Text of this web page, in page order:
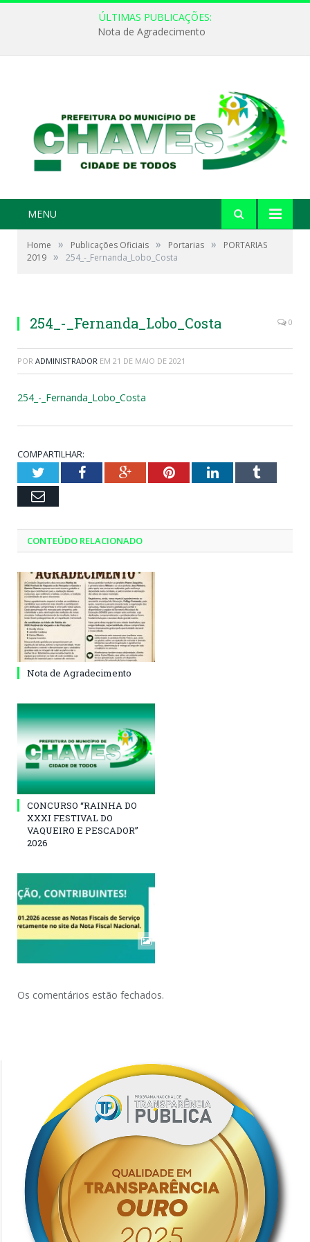
ÚLTIMAS PUBLICAÇÕES:
Nota de Agradecimento
MENU
Home » Publicações Oficiais » Portarias »
PORTARIAS
2019 » 254_-_Fernanda_Lobo_Costa
254_-_Fernanda_Lobo_Costa 0
POR ADMINISTRADOR EM 21 DE MAIO DE 2021
254_-_Fernanda_Lobo_Costa
COMPARTILHAR:
TwitterFacebookGoogle+PinterestLinkedInTumblr
Email
CONTEÚDO RELACIONADO
Nota de Agradecimento
CONCURSO “RAINHA DO
XXXI FESTIVAL DO
VAQUEIRO E PESCADOR”
2026
Os comentários estão fechados.